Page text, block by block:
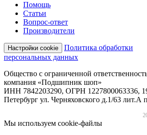
Помощь
Статьи
Вопрос-ответ
Производители
Настройки cookie
Политика обработки
персональных данных
Общество с ограниченной
компания «Подшипник шоп»
ИНН 7842203290, ОГРН 1227800063336,
Петербург ул. Черняховского д.1/63 лит.А
Мы используем cookie-файлы